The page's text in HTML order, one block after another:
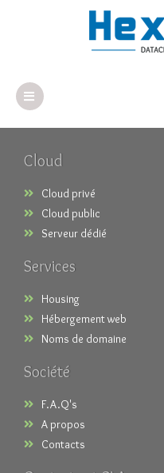
Cloud
Cloud privé
Cloud public
Serveur dédié
Services
Housing
Hébergement web
Noms de domaine
Société
F.A.Q's
A propos
Contacts